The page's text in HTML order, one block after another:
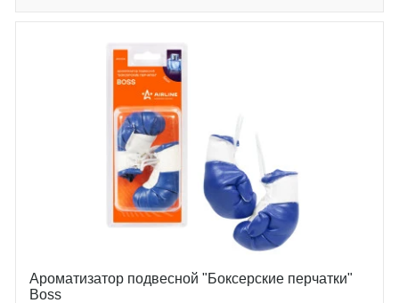
Ароматизатор подвесной "Боксерские перчатки"
Boss